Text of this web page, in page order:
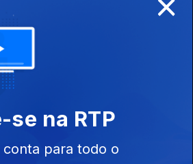
Ep. 6
Limpa-
chaminés
se na RTP
conta para todo o